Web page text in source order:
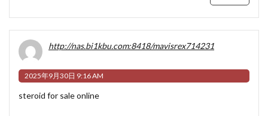
http://nas.bi1kbu.com:8418/mavisrex714231
2025年9月30日 9:16 AM
steroid for sale online